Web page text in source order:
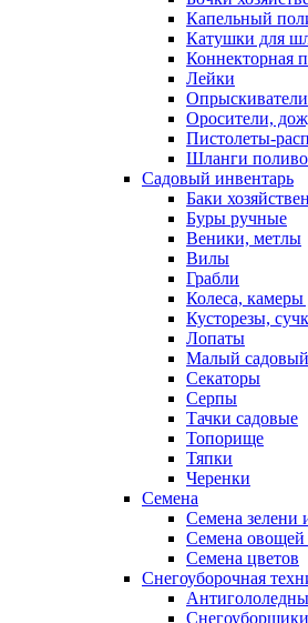
Капельный
Катушки для
Коннекторная
Лейки
Опрыскиватели
Оросители,
Пистолеты-
Шланги
Садовый инвентарь
Баки
Буры ручные
Веники, метлы
Вилы
Грабли
Колеса, камеры
Кусторезы,
Лопаты
Малый
Секаторы
Серпы
Тачки садовые
Топорище
Тяпки
Черенки
Семена
Семена зелени
Семена овощей
Семена цветов
Снегоуборочная
Снегоуборщики